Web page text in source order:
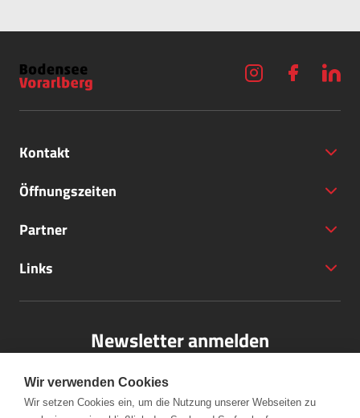
Kontakt
+43 (5572) 40797
Öffnungszeiten
Partner
Links
Newsletter anmelden
Bitte melden Sie sich für unseren Newsletter an.
Wir verwenden Cookies
Wir setzen Cookies ein, um die Nutzung unserer Webseiten zu